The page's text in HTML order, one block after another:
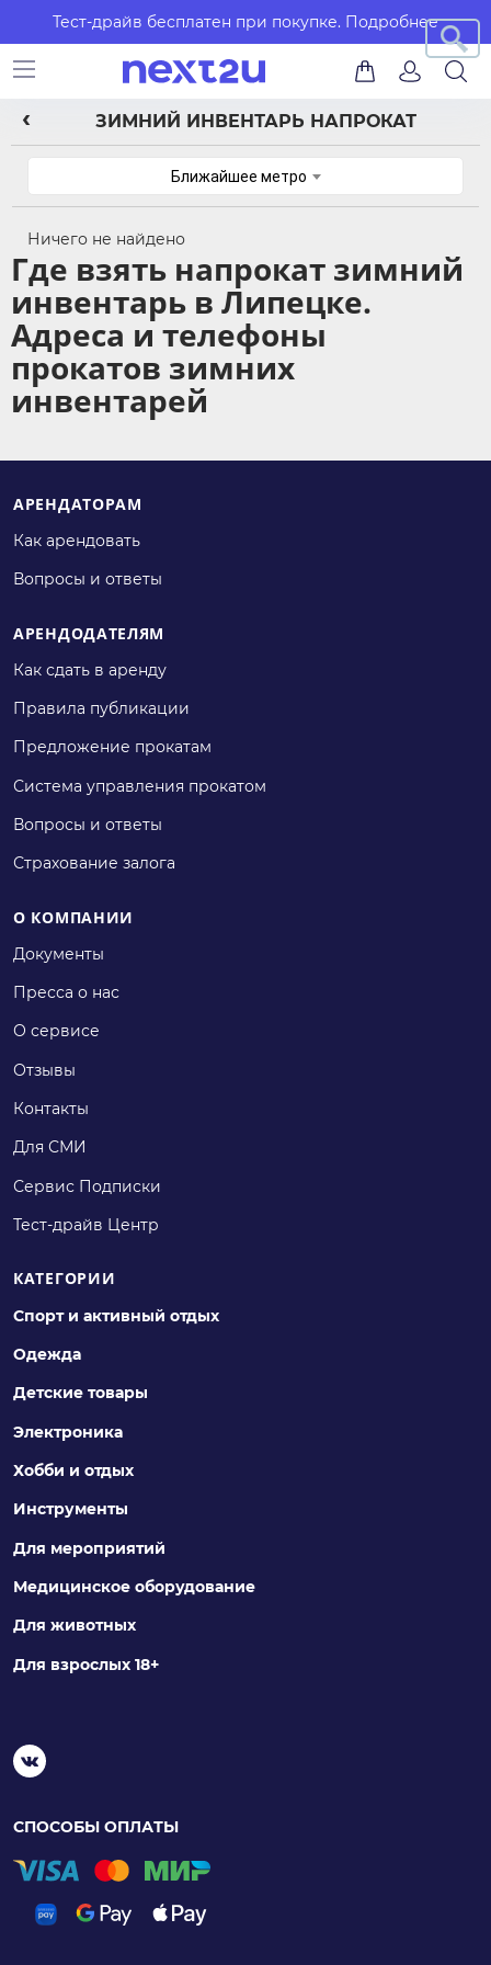
Тест-драйв бесплатен при покупке. Подробнее
ЗИМНИЙ ИНВЕНТАРЬ НАПРОКАТ
Ближайшее метро
Ничего не найдено
Где взять напрокат зимний
инвентарь в Липецке.
Адреса и телефоны
прокатов зимних
инвентарей
АРЕНДАТОРАМ
Как арендовать
Вопросы и ответы
АРЕНДОДАТЕЛЯМ
Как сдать в аренду
Правила публикации
Предложение прокатам
Система управления прокатом
Вопросы и ответы
Страхование залога
О КОМПАНИИ
Документы
Пресса о нас
О сервисе
Отзывы
Контакты
Для СМИ
Сервис Подписки
Тест-драйв Центр
КАТЕГОРИИ
Спорт и активный отдых
Одежда
Детские товары
Электроника
Хобби и отдых
Инструменты
Для мероприятий
Медицинское оборудование
Для животных
Для взрослых 18+
СПОСОБЫ ОПЛАТЫ